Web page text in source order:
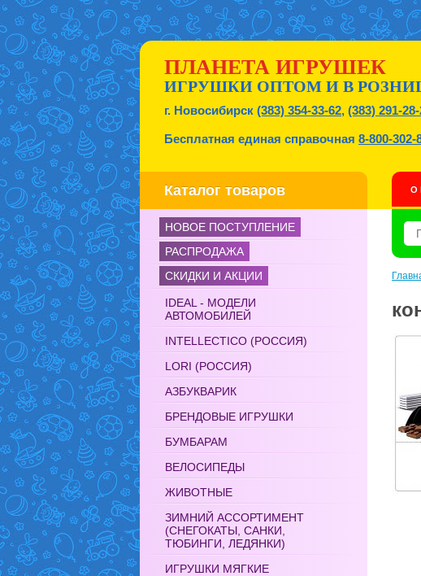
ПЛАНЕТА ИГРУШЕК
ИГРУШКИ ОПТОМ И В
г. Новосибирск (383) 354-33-62, (383) 291-
Бесплатная единая справочная 8-800-302-
Каталог товаров О
НОВОЕ ПОСТУПЛЕНИЕ
РАСПРОДАЖА
СКИДКИ И АКЦИИ
IDEAL - МОДЕЛИ
АВТОМОБИЛЕЙ
INTELLECTICO (РОССИЯ)
LORI (РОССИЯ)
АЗБУКВАРИК
БРЕНДОВЫЕ ИГРУШКИ
БУМБАРАМ
ВЕЛОСИПЕДЫ
ЖИВОТНЫЕ
ЗИМНИЙ АССОРТИМЕНТ
(СНЕГОКАТЫ, САНКИ,
ТЮБИНГИ, ЛЕДЯНКИ)
ИГРУШКИ МЯГКИЕ